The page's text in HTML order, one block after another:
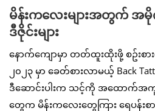
မိန်းကလေးများအတွက် အမို
ဒီဇိုင်းများ
နောက်ကျောမှာ တတ်ထူးထိုးဖို့ စဥ်းစာ
၂၀၂၃ မှာ ခေတ်စားလာမယ့် Back
ဒီဆောင်းပါးက သင့်ကို အထောက်အကူ
တွေက မိန်းကလေးတွေကြား ရေပန်းစ